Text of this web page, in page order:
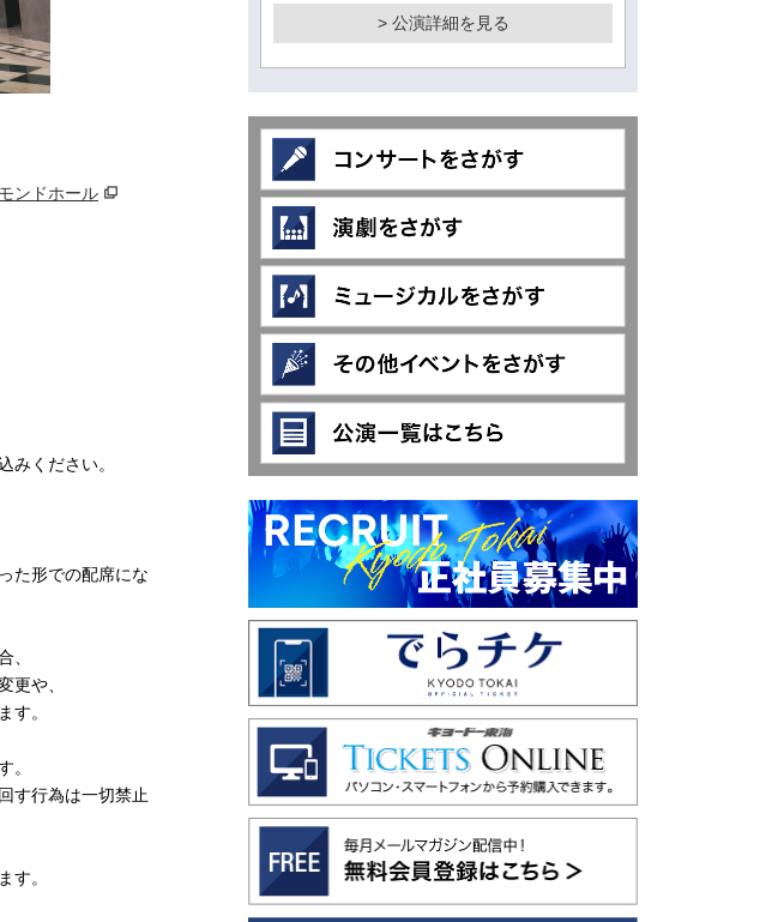
ンドホール
みください。
た形での配席にな
、
更や、
す。
。
す行為は一切禁止
す。
> 公演詳細を見る